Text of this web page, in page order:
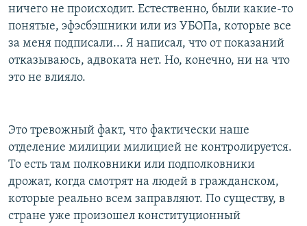
ничего не происходит. Естественно, были какие-то
понятые, эфэсбэшники или из УБОПа, которые все
за меня подписали... Я написал, что от показаний
отказываюсь, адвоката нет. Но, конечно, ни на что
это не влияло.
Это тревожный факт, что фактически наше
отделение милиции милицией не контролируется.
То есть там полковники или подполковники
дрожат, когда смотрят на людей в гражданском,
которые реально всем заправляют. По существу, в
стране уже произошел конституционный